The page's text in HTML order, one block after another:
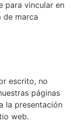
para vincular en
de marca
escrito, no
páginas
la presentación
web.